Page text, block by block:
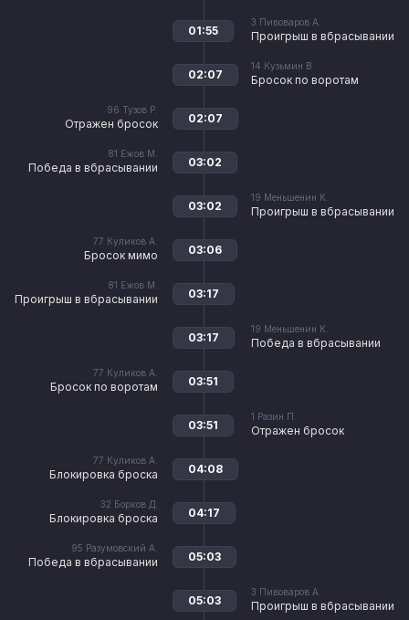
3 Пивоваров А.
Проигрыш в вбрасывании
01:55
14 Кузьмин В.
Бросок по воротам
02:07
96 Тузов Р.
Отражен бросок 02:07
81 Ежов М.
Победа в вбрасывании 03:02
19 Меньшенин К.
Проигрыш в вбрасывании
03:02
77 Куликов А.
Бросок мимо 03:06
81 Ежов М.
Проигрыш в вбрасывании 03:17
19 Меньшенин К.
Победа в вбрасывании
03:17
77 Куликов А.
Бросок по воротам 03:51
1 Разин П.
Отражен бросок
03:51
77 Куликов А.
Блокировка броска 04:08
32 Борков Д.
Блокировка броска 04:17
95 Разумовский А.
Победа в вбрасывании 05:03
3 Пивоваров А.
Проигрыш в вбрасывании
05:03